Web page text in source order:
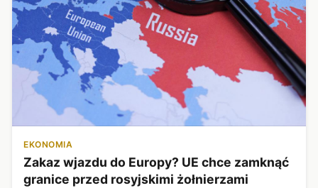
EKONOMIA
Zakaz wjazdu do Europy? UE chce zamknąć
granice przed rosyjskimi żołnierzami